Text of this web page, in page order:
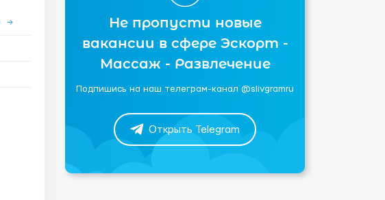
→
Не пропусти новые
вакансии в сфере Эскорт -
Массаж - Развлечение
Подпишись на наш телеграм-канал @slivgramru
Открыть Telegram